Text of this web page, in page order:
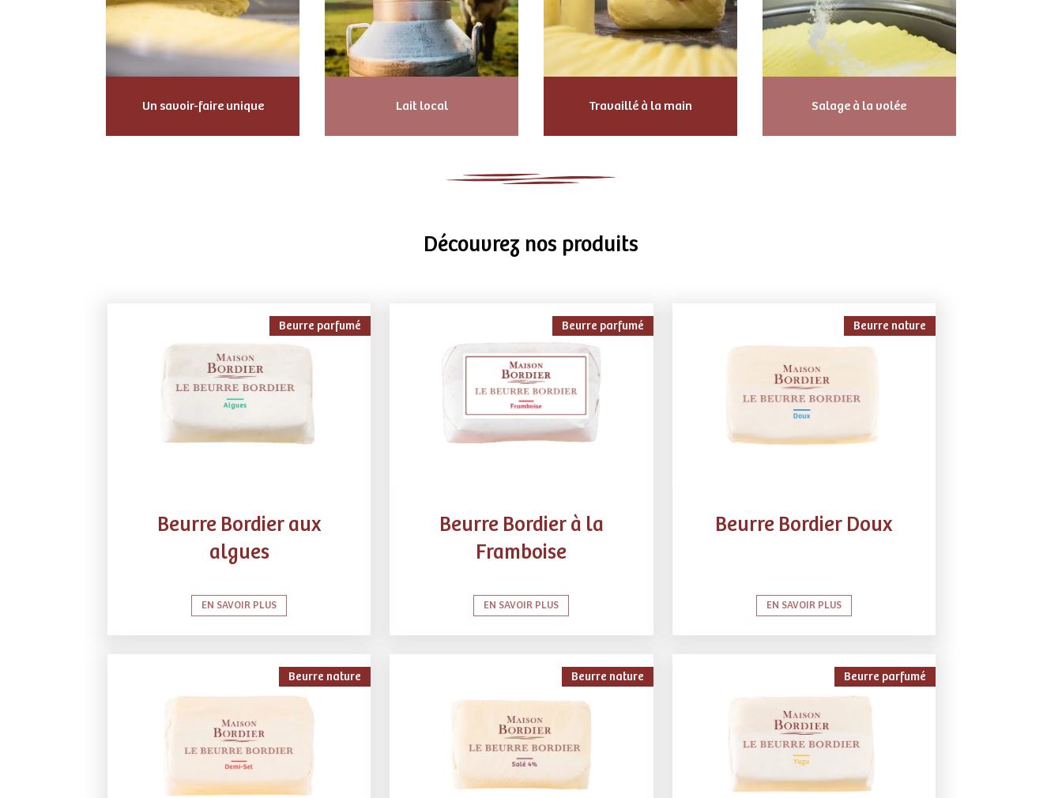
Un savoir-faire unique Lait local Travaillé à la main Salage à la volée
Découvrez nos produits
Beurre parfumé
Beurre Bordier aux
algues
EN SAVOIR PLUS
Beurre parfumé
Beurre Bordier à la
Framboise
EN SAVOIR PLUS
Beurre nature
Beurre Bordier Doux
EN SAVOIR PLUS
Beurre nature Beurre nature Beurre parfumé